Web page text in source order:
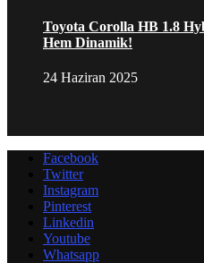
Toyota Corolla HB 1.8
Hem Dinamik!
24 Haziran 2025
Facebook
Twitter
Instagram
Pinterest
Linkedin
Youtube
Whatsapp